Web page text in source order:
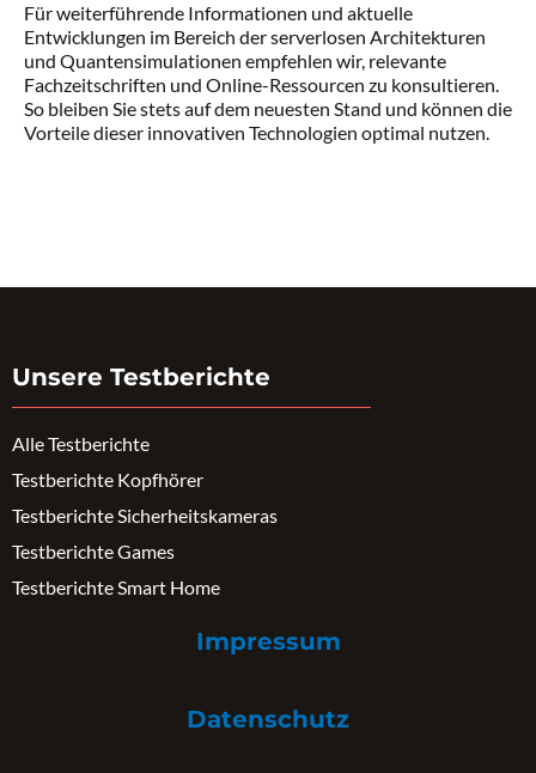
Für weiterführende Informationen und aktuelle
Entwicklungen im Bereich der serverlosen Architekturen
und Quantensimulationen empfehlen wir, relevante
Fachzeitschriften und Online-Ressourcen zu konsultieren.
So bleiben Sie stets auf dem neuesten Stand und können die
Vorteile dieser innovativen Technologien optimal nutzen.
Unsere Testberichte
Alle Testberichte
Testberichte Kopfhörer
Testberichte Sicherheitskameras
Testberichte Games
Testberichte Smart Home
Impressum
Datenschutz